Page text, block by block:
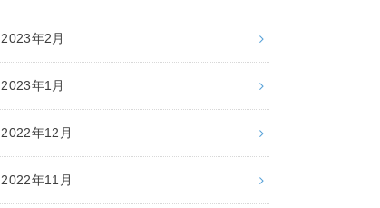
2023年2月
2023年1月
2022年12月
2022年11月